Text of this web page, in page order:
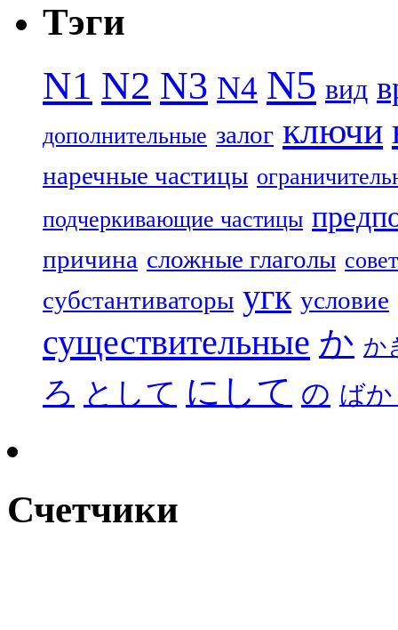
Тэги
N1 N2 N3 N4 N5 вид
дополнительные залог ключи
наречные частицы
подчеркивающие частицы
причина сложные глаголы совет
субстантиваторы угк условие
существительные か か
ろ として にして の ば
Счетчики